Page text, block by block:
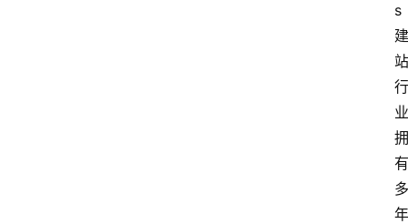
s
建
站
行
业
拥
有
多
年